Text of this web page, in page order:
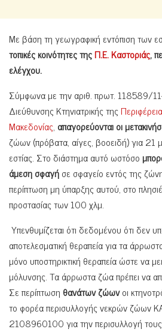
Με βάση τη γεωγραφική εντόπιση των
τοπικές κοινότητες τηςΠ.Ε. Καστοριάς,
ελέγχου.
Σύμφωνα με την αριθ. πρωτ. 118589/
Διεύθυνσης Κτηνιατρικής της
Μακεδονίας, απαγορεύονται οι
ζώων (πρόβατα, αίγες, βοοειδή) για 21
εστίας. Στο διάστημα αυτό ωστόσο
άμεση σφαγήσε σφαγείο εντός της
περίπτωση μη ύπαρξης αυτού, στο
προστασίας των 100 χλμ.
Υπενθυμίζεται ότι δεδομένου ότι δεν
αποτελεσματική θεραπεία για τα
μόνο υποστηρικτική θεραπεία ώστε να
μόλυνσης. Τα άρρωστα ζώα πρέπει να
Σε περίπτωση θανάτων ζώωνοι
το φορέα περισυλλογής νεκρών ζώων
2108960100 για την περισυλλογή